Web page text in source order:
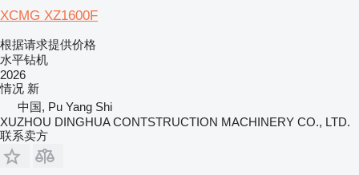
XCMG XZ1600F
根据请求提供价格
水平钻机
2026
情况 新
中国, Pu Yang Shi
XUZHOU DINGHUA CONTSTRUCTION MACHINERY CO., LTD.
联系卖方